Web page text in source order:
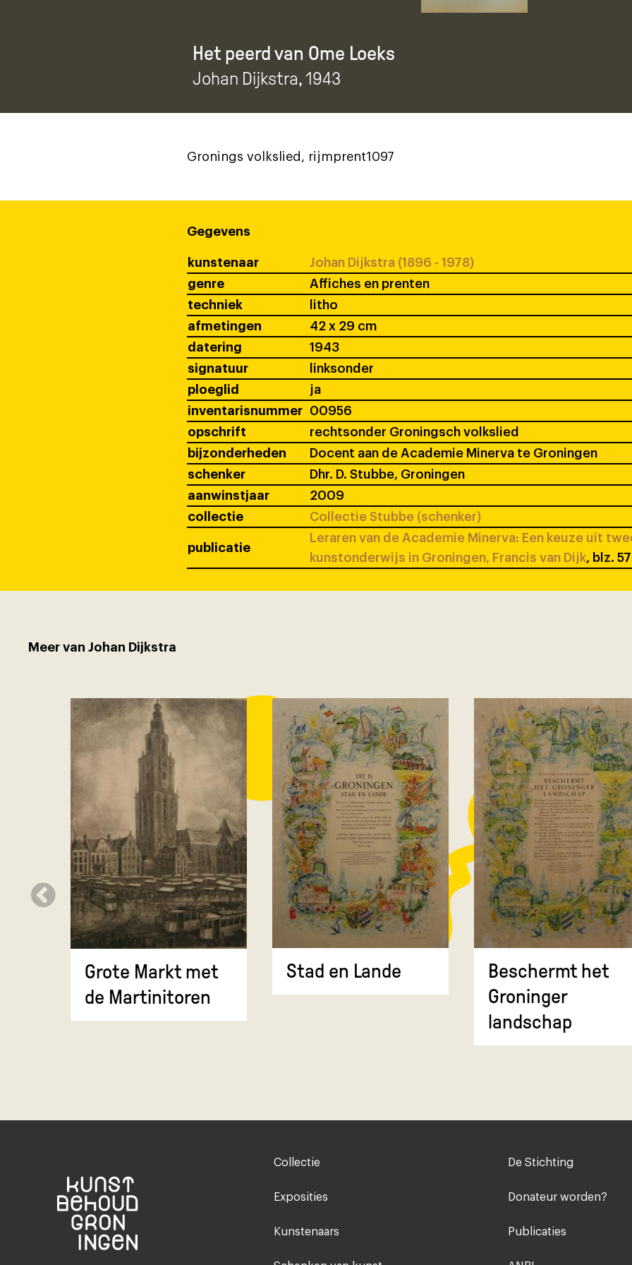
Het peerd van Ome Loeks
Johan Dijkstra, 1943
Gronings volkslied, rijmprent1097
Gegevens
kunstenaar
Johan Dijkstra (1896 - 1978)
genre
Affiches en prenten
techniek
litho
afmetingen
42 x 29 cm
datering
1943
signatuur
linksonder
ploeglid
ja
inventarisnummer
00956
opschrift
rechtsonder Groningsch volkslied
bijzonderheden
Docent aan de Academie Minerva te Groningen
schenker
Dhr. D. Stubbe, Groningen
aanwinstjaar
2009
collectie
Collectie Stubbe (schenker)
publicatie
Leraren van de Academie Minerva: Een keuze uit
kunstonderwijs in Groningen, Francis van Dijk, blz.
Meer van Johan Dijkstra
Grote Markt met
de Martinitoren
Stad en Lande
Beschermt het
Groninger
landschap
Footer-
Collectie
Exposities
Kunstenaars
Voet
De Stichting
Donateur worden?
Publicaties